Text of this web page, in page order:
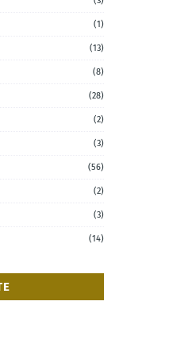
(1)
(13)
(8)
(28)
(2)
(3)
(56)
(2)
(3)
(14)